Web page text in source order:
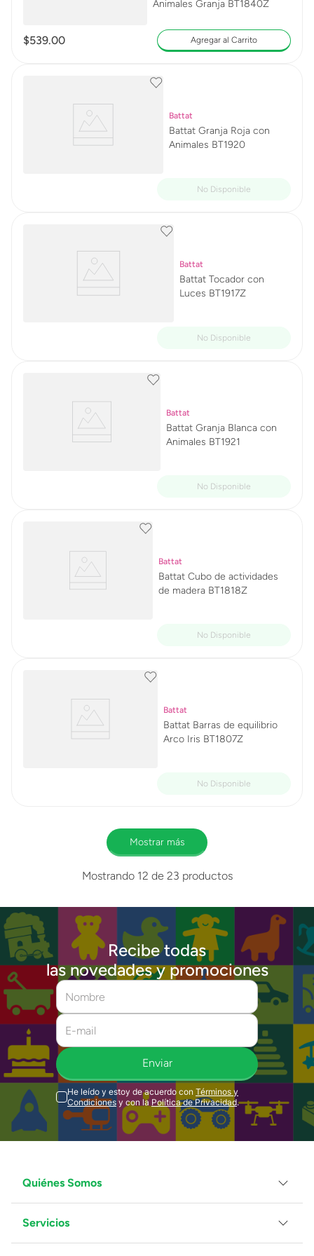
Animales Granja BT1840Z
$539.00 Agregar al Carrito
Battat
Battat Granja Roja con
Animales BT1920
Battat
Battat Tocador con
Luces BT1917Z
Battat
Battat Granja Blanca con
Animales BT1921
Battat
Battat Cubo de actividades
de madera BT1818Z
Battat
Battat Barras de equilibrio
Arco Iris BT1807Z
Mostrar más
Mostrando 12 de 23 productos
Recibe todas
las novedades y promociones
Enviar
He leído y estoy de acuerdo con Términos y
Condiciones y con la Política de Privacidad.
Quiénes Somos
Grupo Juguetron
Localiza tu tienda
Servicios